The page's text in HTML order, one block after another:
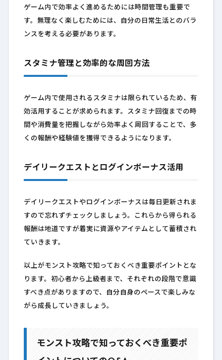
ゲーム内で効率よく進めるためには時間管理も重要で
す。無理なく楽しむためには、自分の日常生活とのバラ
ンスを考える必要があります。
スタミナ管理と効率的な周回方法
ゲーム内で使用されるスタミナは限られているため、有
効活用することが求められます。スタミナ回復までの時
間や消費量を把握しながら効率よく周回することで、多
くの報酬や経験値を獲得できるようになります。
デイリークエストとログインボーナス活用
デイリークエストやログインボーナスは毎日更新されま
すので忘れずチェックしましょう。これらから得られる
報酬は地道ですが着実に資源やアイテムとして蓄積され
ていきます。
以上がモンスト攻略で知っておくべき重要ポイントとな
ります。初心者から上級者まで、それぞれの段階で意識
すべき点がありますので、自分自身のペースで楽しみな
がら成長していきましょう。
モンスト攻略で知っておくべき重要ポ